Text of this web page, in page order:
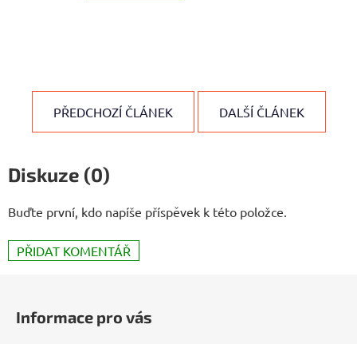
PŘEDCHOZÍ ČLÁNEK DALŠÍ ČLÁNEK
Diskuze (0)
Buďte první, kdo napíše příspěvek k této položce.
PŘIDAT KOMENTÁŘ
Informace pro vás